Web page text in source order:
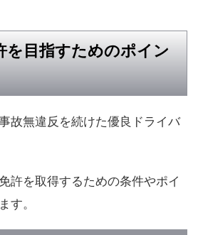
を目指すためのポイン
故無違反を続けた優良ドライバ
許を取得するための条件やポイ
す。